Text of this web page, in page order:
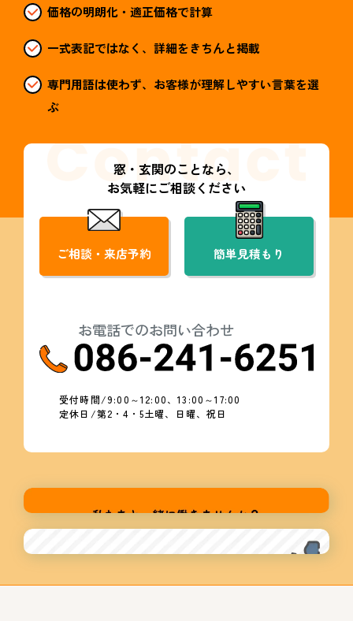
価格の明朗化・適正価格で計算
一式表記ではなく、詳細をきちんと掲載
専門用語は使わず、お客様が理解しやすい言葉を選
ぶ
窓・玄関のことなら、
お気軽にご相談ください
ご相談・来店予約 簡単見積もり
お電話でのお問い合わせ
受付時間/9:00～12:00、13:00～17:00
定休日/第2・4・5土曜、日曜、祝日